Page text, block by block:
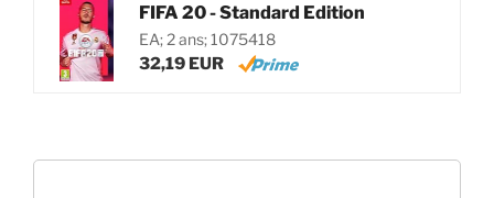
FIFA 20 - Standard Edition
EA; 2 ans; 1075418
32,19 EUR